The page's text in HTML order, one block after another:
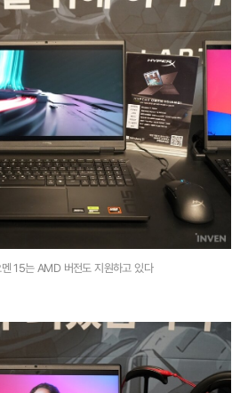
15는 AMD 버전도 지원하고 있다